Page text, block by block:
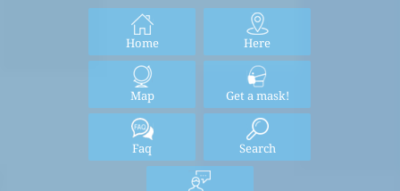
Home Here
Map Get a mask!
Faq Search